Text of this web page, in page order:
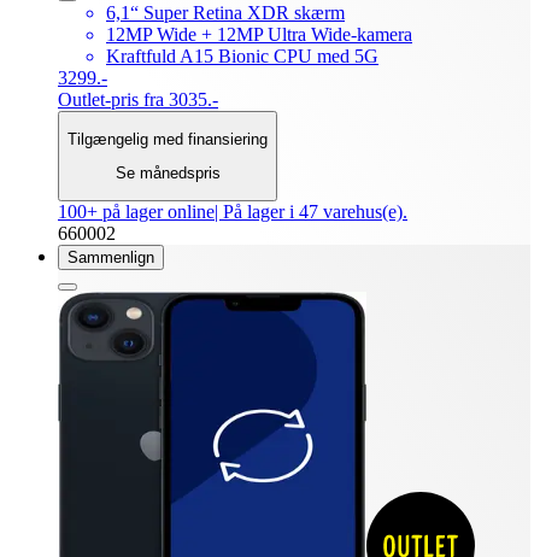
6,1“ Super Retina XDR skærm
12MP Wide + 12MP Ultra Wide-kamera
Kraftfuld A15 Bionic CPU med 5G
3299.-
Outlet-pris fra 3035.-
Tilgængelig med finansiering
Se månedspris
100+ på lager online | På lager i 47 varehus(e).
660002
Sammenlign